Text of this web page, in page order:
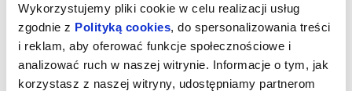
Wykorzystujemy pliki cookie w celu realizacji usług
zgodnie z Polityką cookies, do spersonalizowania treści
i reklam, aby oferować funkcje społecznościowe i
analizować ruch w naszej witrynie. Informacje o tym, jak
korzystasz z naszej witryny, udostępniamy partnerom
Piękne głosy, piękne melodie I
(powtórzenie)